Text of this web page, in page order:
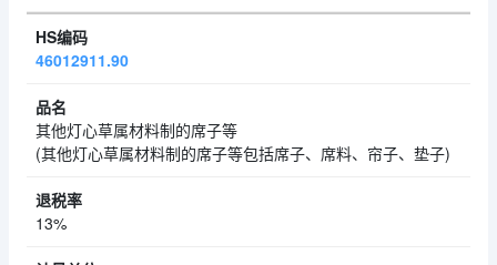
46012911.90
其他灯心草属材料制的席子等
(其他灯心草属材料制的席子等包括席子、席料、帘子、垫子)
13%